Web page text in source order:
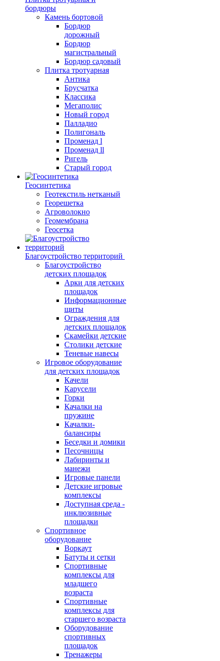
бордюры
Камень бортовой
Бордюр
дорожный
Бордюр
магистральный
Бордюр садовый
Плитка тротуарная
Антика
Брусчатка
Классика
Мегаполис
Новый город
Палладио
Полигональ
Променад l
Променад ll
Ригель
Старый город
Геосинтетика
Геотекстиль нетканый
Георешетка
Агроволокно
Геомембрана
Геосетка
Благоустройство территорий
Благоустройство
детских площадок
Арки для детских
площадок
Информационные
щиты
Ограждения для
детских площадок
Скамейки детские
Столики детские
Теневые навесы
Игровое оборудование
для детских площадок
Качели
Карусели
Горки
Качалки на
пружине
Качалки-
балансиры
Беседки и домики
Песочницы
Лабиринты и
манежи
Игровые панели
Детские игровые
комплексы
Доступная среда -
инклюзивные
площадки
Спортивное
оборудование
Воркаут
Батуты и сетки
Спортивные
комплексы для
младшего
возраста
Спортивные
комплексы для
старшего возраста
Оборудование
спортивных
площадок
Тренажеры